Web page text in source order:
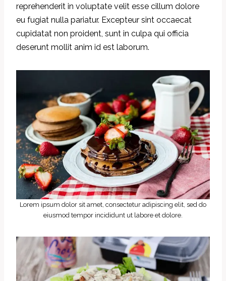
reprehenderit in voluptate velit esse cillum dolore
eu fugiat nulla pariatur. Excepteur sint occaecat
cupidatat non proident, sunt in culpa qui officia
deserunt mollit anim id est laborum.
Lorem ipsum dolor sit amet, consectetur adipiscing elit, sed do
eiusmod tempor incididunt ut labore et dolore.